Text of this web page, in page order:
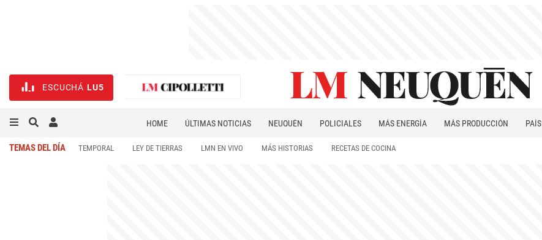
ESCUCHÁ LU5
HOME ÚLTIMAS NOTICIAS NEUQUÉN POLICIALES MÁS ENERGÍA MÁS PRODUCCIÓN PAÍS
TEMAS DEL DÍA TEMPORAL LEY DE TIERRAS LMN EN VIVO MÁS HISTORIAS RECETAS DE COCINA